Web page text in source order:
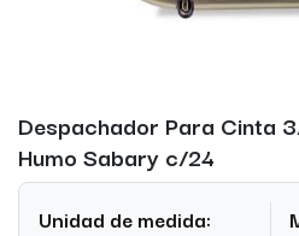
Despachador Para Cinta
Humo Sabary c/24
Unidad de medida: